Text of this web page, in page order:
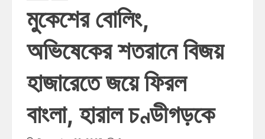
মুকেশের বোলিং,
অভিষেকের শতরানে বিজয়
হাজারেতে জয়ে ফিরল
বাংলা, হারাল চণ্ডীগড়কে